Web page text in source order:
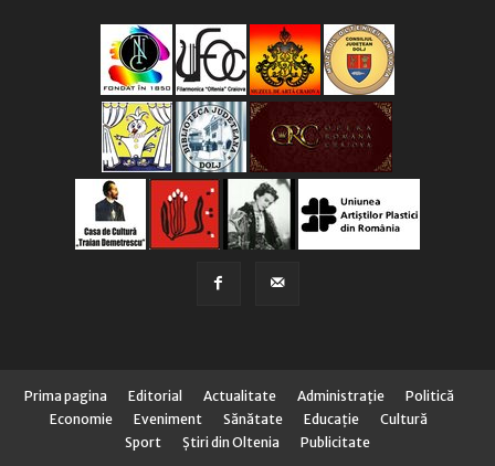
Prima pagina Editorial Actualitate Administraţie
Politică
Economie
Eveniment Sănătate Educaţie
Cultură
Sport
Știri din Oltenia Publicitate